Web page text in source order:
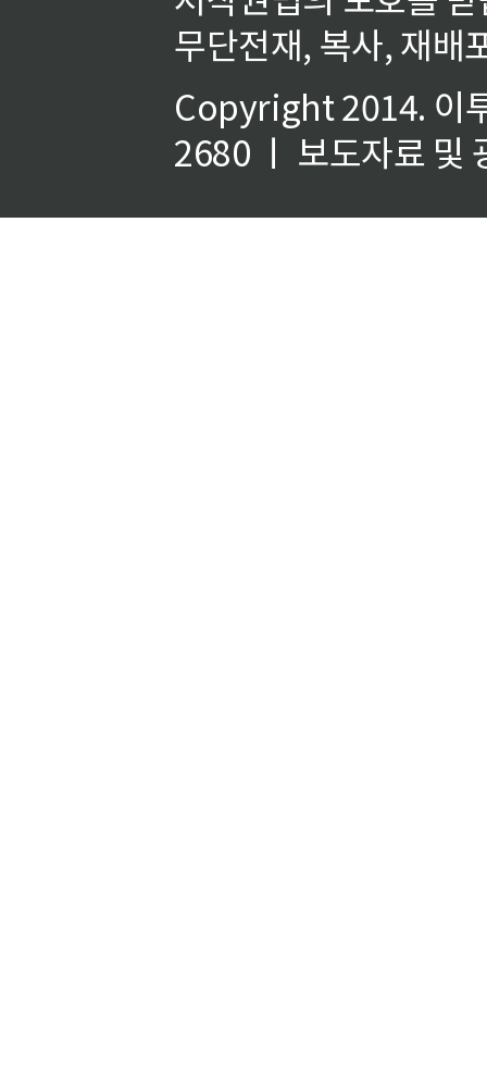
무단전재, 복사, 재배
Copyright 2014. 이
2680 ㅣ 보도자료